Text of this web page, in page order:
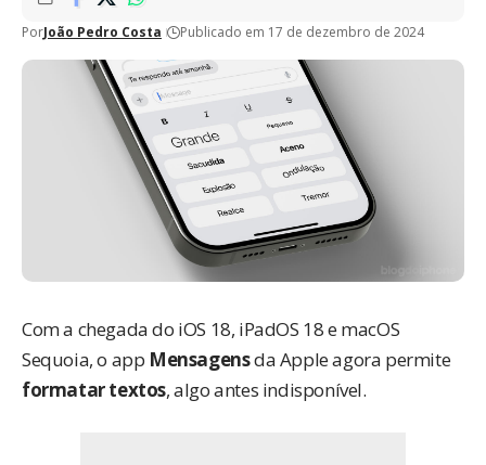
PorJoão Pedro Costa Publicado em 17 de dezembro de 2024
Com a chegada do iOS 18, iPadOS 18 e macOS
Sequoia, o app Mensagensda Apple agora permite
formatar textos, algo antes indisponível.